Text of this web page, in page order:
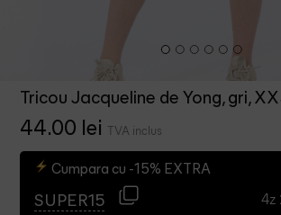
Tricou Jacqueline de Yong, gri,
44.00 lei TVA inclus
Cumpara cu -15% EXTRA
SUPER15 4z